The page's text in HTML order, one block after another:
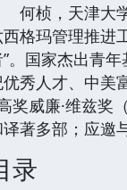
桢，天津大学
西格玛管理推进
。国家杰出青
秀人才、中美
奖威廉·维兹奖
著多部；应邀
录